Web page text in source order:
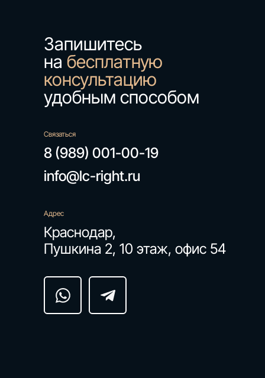
Запишитесь
на бесплатную
консультацию
удобным способом
Связаться
8 (989) 001-00-19
info@lc-right.ru
Адрес
Краснодар,
Пушкина 2, 10 этаж, офис 54